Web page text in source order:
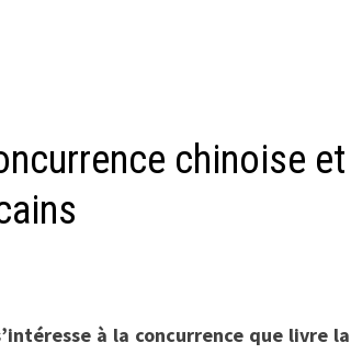
chinoise et
à la concurrence que livre la